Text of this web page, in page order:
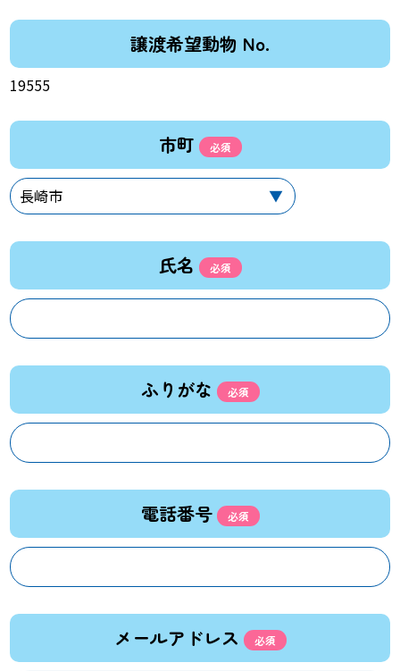
譲渡希望動物 No.
19555
市町
氏名
ふりがな
電話番号
メールアドレス